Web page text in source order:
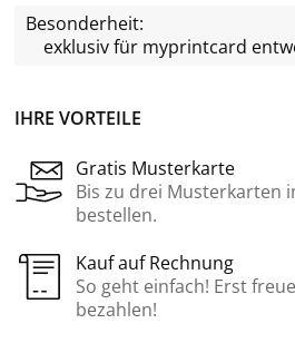
IHRE VORTEILE
Gratis Musterkarte
Bis zu drei Musterkarten
bestellen.
Kauf auf Rechnung
So geht einfach! Erst
bezahlen!
Besonderheit:
exklusiv für myprintcard